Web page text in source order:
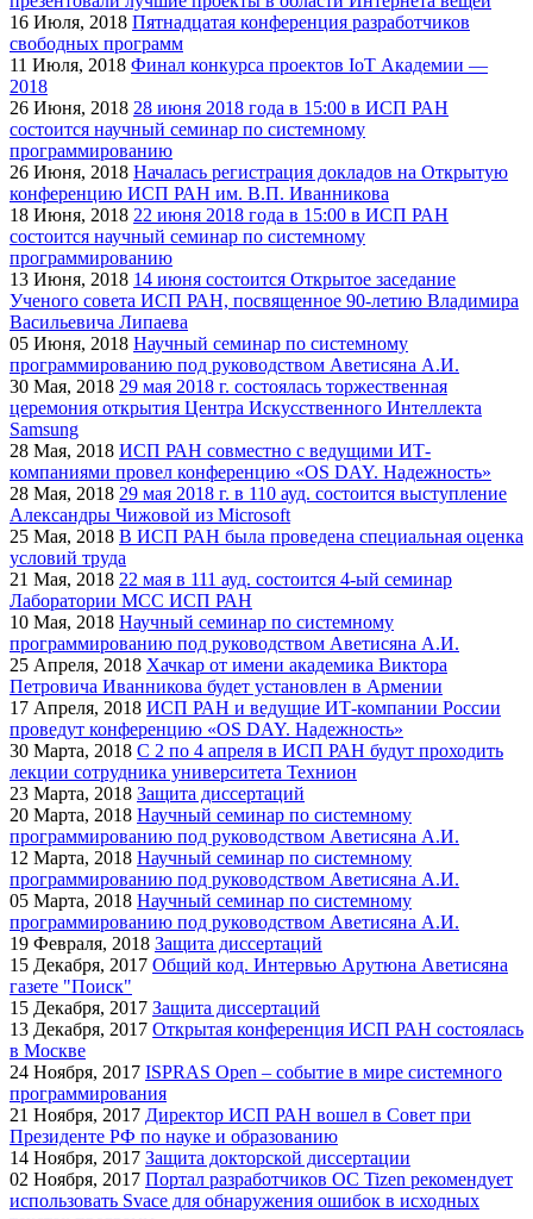
16 Июля, 2018 Пятнадцатая конференция разработчиков
свободных программ
11 Июля, 2018 Финал конкурса проектов IoT Академии —
2018
26 Июня, 2018 28 июня 2018 года в 15:00 в ИСП РАН
состоится научный семинар по системному
программированию
26 Июня, 2018 Началась регистрация докладов на Открытую
конференцию ИСП РАН им. В.П. Иванникова
18 Июня, 2018 22 июня 2018 года в 15:00 в ИСП РАН
состоится научный семинар по системному
программированию
13 Июня, 2018 14 июня состоится Открытое заседание
Ученого совета ИСП РАН, посвященное 90-летию Владимира
Васильевича Липаева
05 Июня, 2018 Научный семинар по системному
программированию под руководством Аветисяна А.И.
30 Мая, 2018 29 мая 2018 г. состоялась торжественная
церемония открытия Центра Искусственного Интеллекта
Samsung
28 Мая, 2018 ИСП РАН совместно с ведущими ИТ-
компаниями провел конференцию «OS DAY. Надежность»
28 Мая, 2018 29 мая 2018 г. в 110 ауд. состоится выступление
Александры Чижовой из Microsoft
25 Мая, 2018 В ИСП РАН была проведена специальная оценка
условий труда
21 Мая, 2018 22 мая в 111 ауд. состоится 4-ый семинар
Лаборатории МСС ИСП РАН
10 Мая, 2018 Научный семинар по системному
программированию под руководством Аветисяна А.И.
25 Апреля, 2018 Хачкар от имени академика Виктора
Петровича Иванникова будет установлен в Армении
17 Апреля, 2018 ИСП РАН и ведущие ИТ-компании России
проведут конференцию «OS DAY. Надежность»
30 Марта, 2018 С 2 по 4 апреля в ИСП РАН будут проходить
лекции сотрудника университета Технион
23 Марта, 2018 Защита диссертаций
20 Марта, 2018 Научный семинар по системному
программированию под руководством Аветисяна А.И.
12 Марта, 2018 Научный семинар по системному
программированию под руководством Аветисяна А.И.
05 Марта, 2018 Научный семинар по системному
программированию под руководством Аветисяна А.И.
19 Февраля, 2018 Защита диссертаций
15 Декабря, 2017 Общий код. Интервью Арутюна Аветисяна
газете "Поиск"
15 Декабря, 2017 Защита диссертаций
13 Декабря, 2017 Открытая конференция ИСП РАН состоялась
в Москве
24 Ноября, 2017 ISPRAS Open – событие в мире системного
программирования
21 Ноября, 2017 Директор ИСП РАН вошел в Совет при
Президенте РФ по науке и образованию
14 Ноября, 2017 Защита докторской диссертации
02 Ноября, 2017 Портал разработчиков ОС Tizen рекомендует
использовать Svace для обнаружения ошибок в исходных